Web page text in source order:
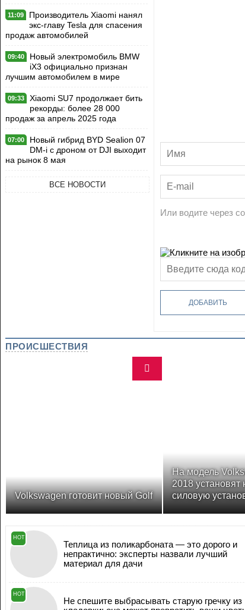
11:09
Производитель Xiaomi нанял
экс-главу Tesla для спасения
продаж автомобилей
09:40
Новый электромобиль BMW
iX3 официально признан
лучшим автомобилем в мире
09:33
Xiaomi SU7 продолжает бить
рекорды: более 28 000
продаж за апрель 2025 года
07:00
Новый гибрид BYD Sealion 07
DM-i с дроном от DJI выходит
на рынок 8 мая
ВСЕ НОВОСТИ
Или водите через
ДОБАВИТЬ
ПРОИСШЕСТВИЯ
Volkswagen готовит новый Golf
На модель
2018 установят
силовую
HOT
Теплица из поликарбоната — это дорого и
непрактично: эксперты назвали лучший
материал для дачи
HOT
Не спешите выбрасывать старую гречку из